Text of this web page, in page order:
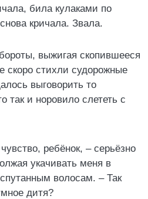
била кулаками по
кричала. Звала.
выжигая скопившееся
скоро стихли судорожные
выговорить то
так и норовило слететь с
ребёнок, – серьёзно
укачивать меня в
волосам. – Так
дитя?